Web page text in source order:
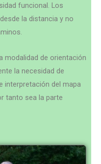
funcional. Los
la distancia y no
modalidad de orientación
la necesidad de
interpretación del mapa
tanto sea la parte